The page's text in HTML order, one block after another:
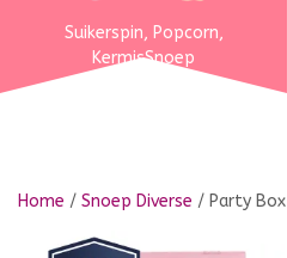
Suikerspin, Popcorn,
KermisSnoep
Home / Snoep Diverse / Party